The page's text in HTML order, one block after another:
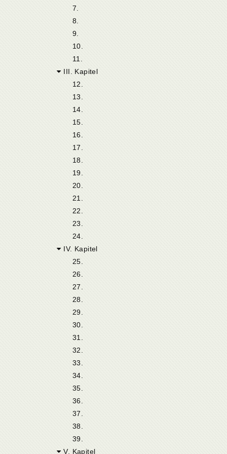
7.
8.
9.
10.
11.
III. Kapitel
12.
13.
14.
15.
16.
17.
18.
19.
20.
21.
22.
23.
24.
IV. Kapitel
25.
26.
27.
28.
29.
30.
31.
32.
33.
34.
35.
36.
37.
38.
39.
V. Kapitel